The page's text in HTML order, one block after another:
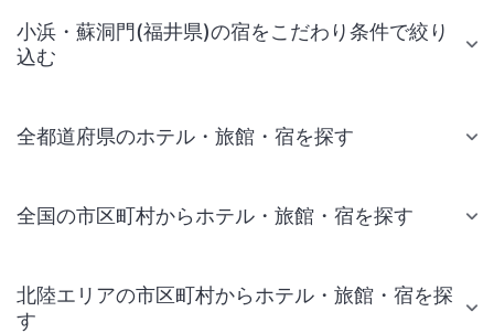
小浜・蘇洞門(福井県)の宿をこだわり条件で絞り
込む
全都道府県のホテル・旅館・宿を探す
全国の市区町村からホテル・旅館・宿を探す
北陸エリアの市区町村からホテル・旅館・宿を探
す